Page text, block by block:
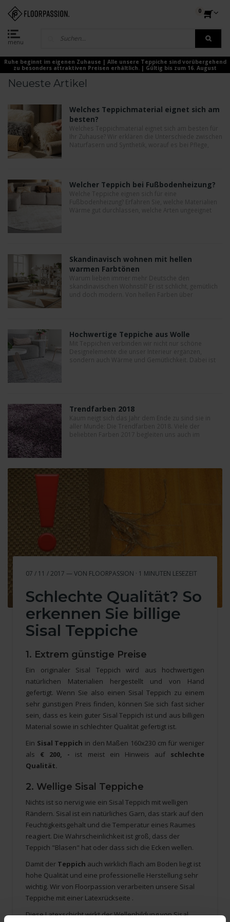
menu
0
Ruhe beginnt im eigenen Zuhause | Alle unsere Teppiche sind vorübergehend
zu besonders attraktiven Preisen erhältlich. | Gültig bis zum 16. August
Neueste Artikel
Welches Teppichmaterial eignet sich am
besten?
Welches Teppichmaterial eignet sich am besten für
Ihr Zuhause? Wir erklären die Unterschiede zwischen
Naturfasern und Synthetik, worauf es bei Pflege,
Welcher Teppich bei Fußbodenheizung?
Welche Teppiche eignen sich für eine
Fußbodenheizung? Erfahren Sie, welche Materialien
Wärme gut durchlassen, welche Arten ungeeignet
Skandinavisch wohnen mit hellen
warmen Farbtönen
Warum lieben immer mehr Deutsche den
skandinavischen Wohnstil? Er ist schlicht, gemütlich
und doch modern. Von hellen Farben über
Hochwertige Teppiche aus Wolle
Mit Teppichen verbinden wir nicht nur schöne
Designelemente die unser Interieur ergänzen,
sondern auch Wärme und Gemütlichkeit. Dabei ist
Trendfarben 2018
Kaum neigt sich das Jahr dem Ende zu sind sie in
aller Munde: Die Trendfarben 2018. Viele der
beliebten Farben 2017 begleiten uns auch im
07 / 11 / 2017 — VON FLOORPASSION · 1 MINUTEN LESEZEIT
Schlechte Qualität? So
erkennen Sie billige
Sisal Teppiche
1. Extrem günstige Preise
Ein originaler Sisal Teppich wird aus hochwertigen
natürlichen Materialien hergestellt und von Hand
gefertigt. Wenn Sie also einen Sisal Teppich zu einem
sehr günstigen Preis finden, können Sie sich fast sicher
sein, dass es kein guter Sisal Teppich ist und aus billigen
Material sowie in schlechter Qualität gefertigt ist.
Ein Sisal Teppich in den Maßen 160x230 cm für weniger
als € 200, - ist meist ein Hinweis auf schlechte
Qualität.
2. Wellige Sisal Teppiche
Nichts ist so nervig wie ein Sisal Teppich mit welligen
Rändern. Sisal ist ein natürliches Garn, das stark auf den
Feuchtigkeitsgehalt und die Temperatur eines Raumes
reagiert. Die Wahrscheinlichkeit ist groß, dass der
Teppich "Blasen" hat oder dass sich die Ecken wellen.
Damit der Teppich auch wirklich flach am Boden liegt ist
hohe Qualität und eine professionelle Herstellung sehr
wichtig. Wir von Floorpassion verarbeiten unsere Sisal
Teppiche mit einer Latexrückseite .
Diese Latexschicht wirkt der Wellenbildung von Sisal